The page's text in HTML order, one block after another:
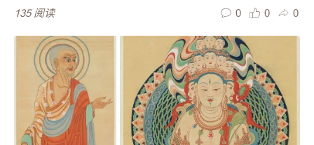
135 阅读 0 0 0